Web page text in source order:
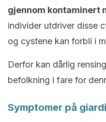
gjennom kontaminert
individer utdriver disse
og cystene kan forbli i
Derfor kan dårlig
befolkning i fare for
Symptomer på